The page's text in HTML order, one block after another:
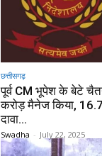
छत्तीसगढ़
पूर्व CM भूपेश के बेटे
करोड़ मैनेज किया,
दावा…
Swadha - July 22, 2025